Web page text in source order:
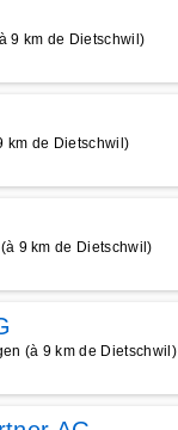
9 km de Dietschwil)
km de Dietschwil)
9 km de Dietschwil)
(à 9 km de Dietschwil)